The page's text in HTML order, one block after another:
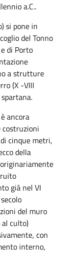
a.C..
si pone in
del Tonno
di Porto
a strutture
(X -VIII
ancora
costruzioni
cinque metri,
della
già nel VI
del muro
culto)
con
interno,